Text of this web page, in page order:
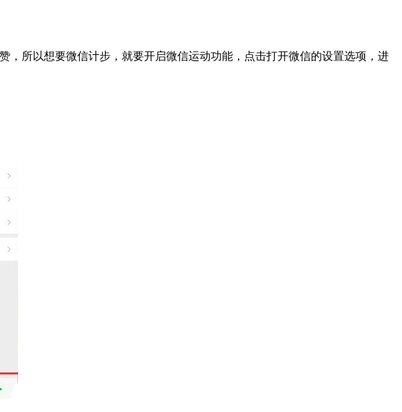
所以想要微信计步，就要开启微信运动功能，点击打开微信的设置选项，进